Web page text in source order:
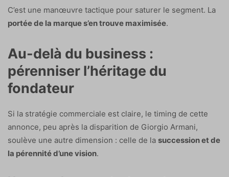
C’est une manœuvre tactique pour saturer le segment. La
portée de la marque s’en trouve maximisée.
Au-delà du business :
pérenniser l’héritage du
fondateur
Si la stratégie commerciale est claire, le timing de cette
annonce, peu après la disparition de Giorgio Armani,
soulève une autre dimension : celle de la succession et de
la pérennité d’une vision.